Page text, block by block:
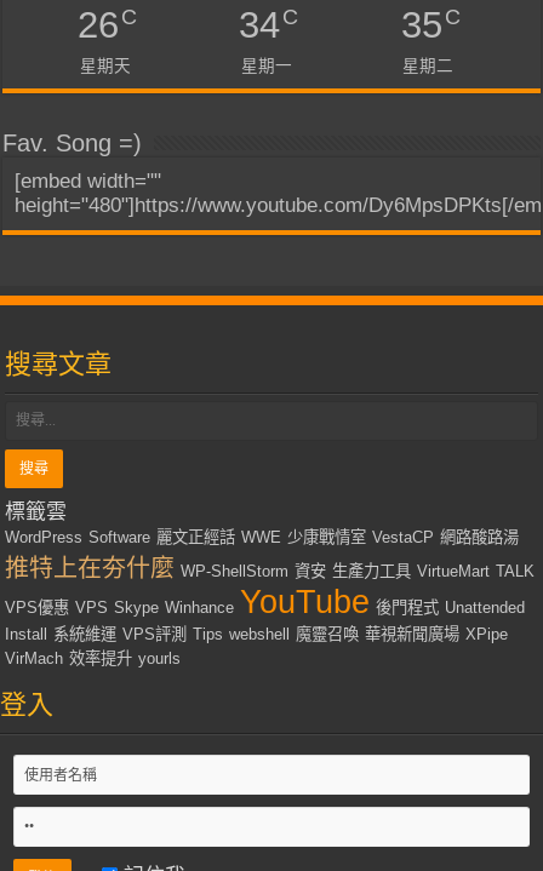
26C
星期天
34C
星期一
35C
星期二
Fav. Song =)
[embed width=""
height="480"]https://www.youtube.com/Dy6MpsDPKts[/
搜尋文章
標籤雲
WordPress Software 麗文正經話 WWE 少康戰情室 VestaCP 網路酸路湯
推特上在夯什麼 WP-ShellStorm 資安 生產力工具 VirtueMart TALK
VPS優惠 VPS Skype Winhance YouTube 後門程式 Unattended
Install
系統維運 VPS評測 Tips webshell 魔靈召喚 華視新聞廣場 XPipe
VirMach 效率提升 yourls
登入